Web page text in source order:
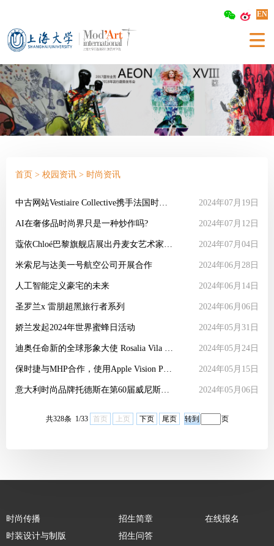
EN
首页 > 校园资讯 > 时尚资讯
2024年07月19日
AI在奢侈品时尚界只是一种炒作吗? 2024年07月12日
2024年07月04日
米索尼与达美一号航空公司开展合作 2024年06月28日
人工智能定义豪宅的未来 2024年06月14日
圣罗兰x 雷朋超黑旅行者系列 2024年06月06日
娇兰发起2024年世界蜜蜂日活动 2024年05月31日
2024年05月24日
2024年05月15日
2024年05月06日
共328条 1/33 首页 上页 下页 尾页 页
时尚传播
时装设计与制版
招生简章
招生问答
在线报名